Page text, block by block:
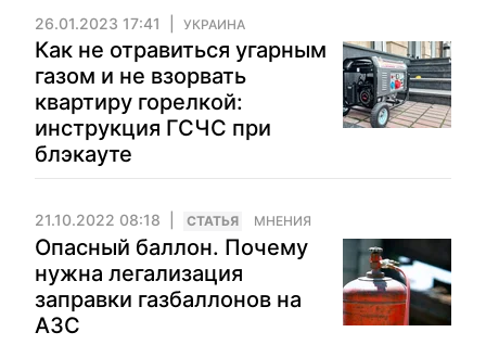
26.01.2023 17:41 УКРАИНА
Как не отравиться угарным
газом и не взорвать
квартиру горелкой:
инструкция ГСЧС при
блэкауте
21.10.2022 08:18 CТАТЬЯ МНЕНИЯ
Опасный баллон. Почему
нужна легализация
заправки газбаллонов на
АЗС